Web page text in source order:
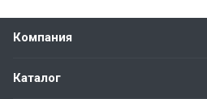
Компания
Каталог